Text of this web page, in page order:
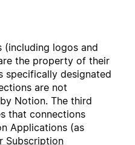
logos and
the property of their
specifically designated
are not
Notion. The third
that connections
Applications (as
Subscription